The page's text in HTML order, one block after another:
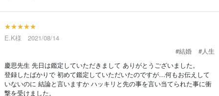
★★★★★
E.K様 2021/08/14
#結婚
#人生
慶思先生 先日は鑑定していただきまして ありがとうございました。
登録したばかりで 初めて鑑定していただいたのですが…何もお伝えして
いないのに 結論と言いますか ハッキリと先の事を言い当てられた事に衝
撃を受けました。